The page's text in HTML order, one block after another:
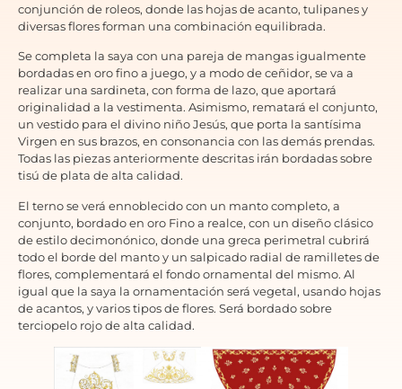
conjunción de roleos, donde las hojas de acanto, tulipanes y
diversas flores forman una combinación equilibrada.
Se completa la saya con una pareja de mangas igualmente
bordadas en oro fino a juego, y a modo de ceñidor, se va a
realizar una sardineta, con forma de lazo, que aportará
originalidad a la vestimenta. Asimismo, rematará el conjunto,
un vestido para el divino niño Jesús, que porta la santísima
Virgen en sus brazos, en consonancia con las demás prendas.
Todas las piezas anteriormente descritas irán bordadas sobre
tisú de plata de alta calidad.
El terno se verá ennoblecido con un manto completo, a
conjunto, bordado en oro Fino a realce, con un diseño clásico
de estilo decimonónico, donde una greca perimetral cubrirá
todo el borde del manto y un salpicado radial de ramilletes de
flores, complementará el fondo ornamental del mismo. Al
igual que la saya la ornamentación será vegetal, usando hojas
de acantos, y varios tipos de flores. Será bordado sobre
terciopelo rojo de alta calidad.